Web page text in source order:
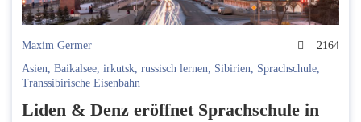
Maxim Germer
2164
Asien, Baikalsee, irkutsk, russisch lernen, Sibirien, Sprachschule,
Transsibirische Eisenbahn
Liden & Denz eröffnet Sprachschule in